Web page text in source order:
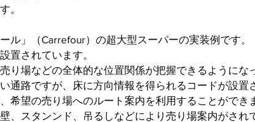
。
ル」（Carrefour）の超大型スーパーの実装例です。
置されています。
り場などの全体的な位置関係が把握できるようにな
通路ですが、床に方向情報を得られるコードが設置
希望の売り場へのルート案内を利用することができ
、スタンンド、吊るしなどにより売り場案内がされ